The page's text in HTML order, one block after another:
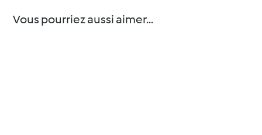
Vous pourriez aussi aimer...